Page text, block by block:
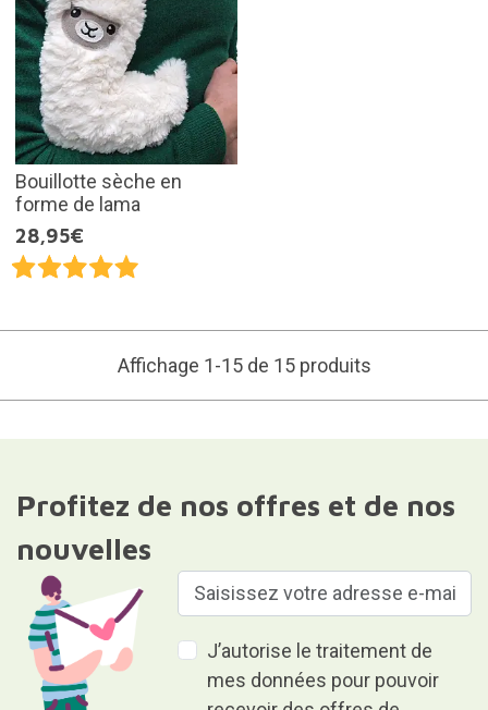
Bouillotte sèche en
forme de lama
28,95€
Affichage 1-15 de 15 produits
Profitez de nos offres et de nos
nouvelles
J’autorise le traitement de
mes données pour pouvoir